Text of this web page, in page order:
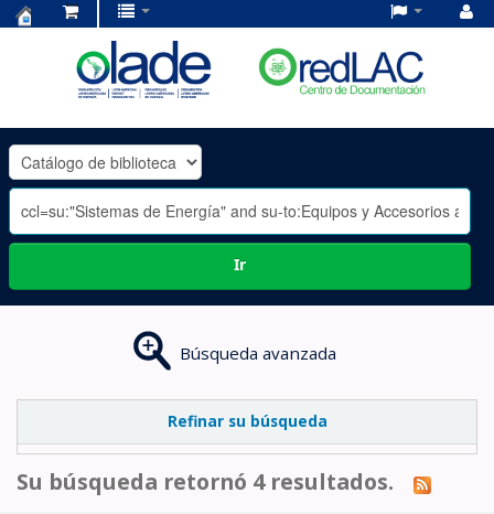
OLADE
-
Ir
Búsqueda avanzada
Refinar su búsqueda
Su búsqueda retornó 4 resultados.